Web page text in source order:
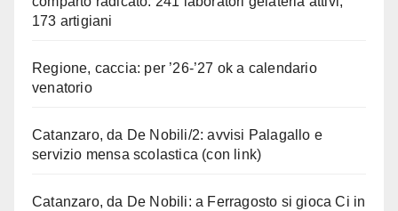
173 artigiani
Regione, caccia: per ’26-’27 ok a calendario
venatorio
Catanzaro, da De Nobili/2: avvisi Palagallo e
servizio mensa scolastica (con link)
Catanzaro, da De Nobili: a Ferragosto si gioca Ci in